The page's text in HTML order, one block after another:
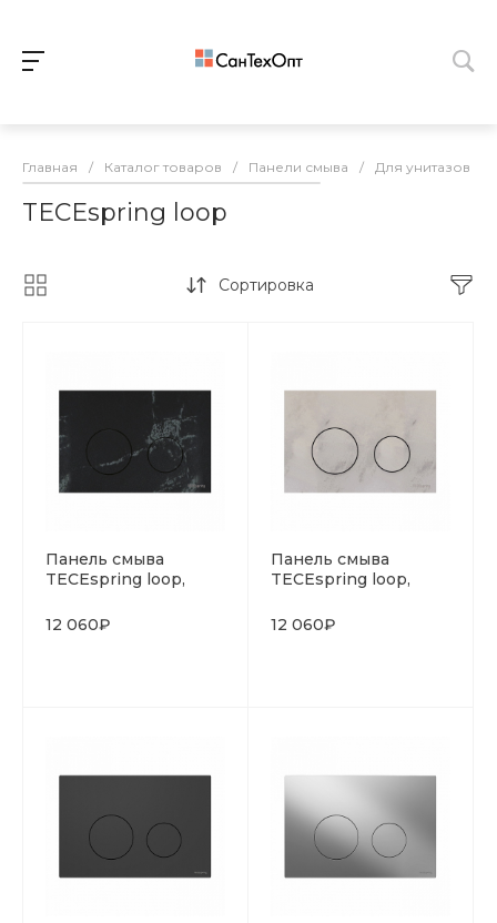
Главная / Каталог товаров / Панели смыва / Для унитазов
TECEspring loop
Сортировка
Панель смыва
TECEspring loop,
камень, темный
12 060₽
Панель смыва
TECEspring loop,
камень, песочно-
12 060₽